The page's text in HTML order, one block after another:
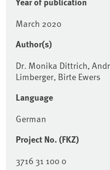
March 2020
Author(s)
Dr. Monika Dittrich,
Limberger, Birte Ewers
Language
German
Project No. (FKZ)
3716 31 100 0